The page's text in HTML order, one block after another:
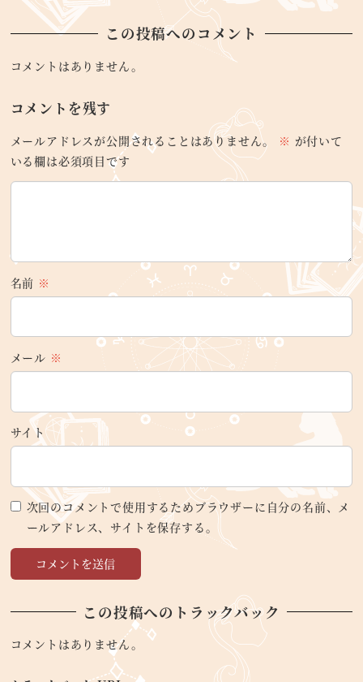
この投稿へのコメント
コメントはありません。
コメントを残す
メールアドレスが公開されることはありません。 ※ が付いて
いる欄は必須項目です
名前 ※
メール ※
サイト
次回のコメントで使用するためブラウザーに自分の名前、メ
ールアドレス、サイトを保存する。
この投稿へのトラックバック
コメントはありません。